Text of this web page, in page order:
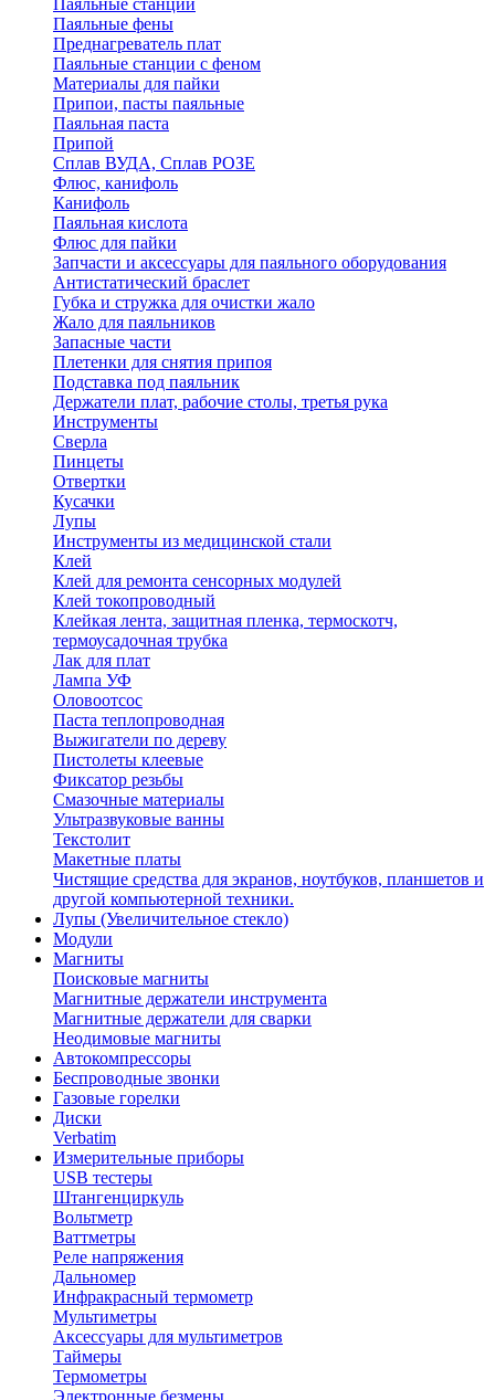
Паяльные станции
Паяльные фены
Преднагреватель плат
Паяльные станции с феном
Материалы для пайки
Припои, пасты паяльные
Паяльная паста
Припой
Сплав ВУДА, Сплав РОЗЕ
Флюс, канифоль
Канифоль
Паяльная кислота
Флюс для пайки
Запчасти и аксессуары для паяльного оборудования
Антистатический браслет
Губка и стружка для очистки жало
Жало для паяльников
Запасные части
Плетенки для снятия припоя
Подставка под паяльник
Держатели плат, рабочие столы, третья рука
Инструменты
Сверла
Пинцеты
Отвертки
Кусачки
Лупы
Инструменты из медицинской стали
Клей
Клей для ремонта сенсорных модулей
Клей токопроводный
Клейкая лента, защитная пленка, термоскотч,
термоусадочная трубка
Лак для плат
Лампа УФ
Оловоотсос
Паста теплопроводная
Выжигатели по дереву
Пистолеты клеевые
Фиксатор резьбы
Смазочные материалы
Ультразвуковые ванны
Текстолит
Макетные платы
Чистящие средства для экранов, ноутбуков, планшетов и
другой компьютерной техники.
Лупы (Увеличительное стекло)
Модули
Магниты
Поисковые магниты
Магнитные держатели инструмента
Магнитные держатели для сварки
Неодимовые магниты
Автокомпрессоры
Беспроводные звонки
Газовые горелки
Диски
Verbatim
Измерительные приборы
USB тестеры
Штангенциркуль
Вольтметр
Ваттметры
Реле напряжения
Дальномер
Инфракрасный термометр
Мультиметры
Аксессуары для мультиметров
Таймеры
Термометры
Электронные безмены